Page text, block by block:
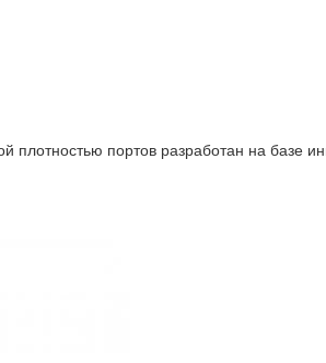
портов разработан на базе